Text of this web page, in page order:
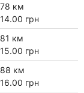
78 км
14.00 грн
81 км
15.00 грн
88 км
16.00 грн